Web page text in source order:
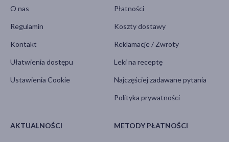
O nas
Regulamin
Kontakt
Ułatwienia dostępu
Ustawienia Cookie
Płatności
Koszty dostawy
Reklamacje / Zwroty
Leki na receptę
Najczęściej zadawane pytania
Polityka prywatności
AKTUALNOŚCI METODY PŁATNOŚCI